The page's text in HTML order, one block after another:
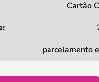
Cartão
parcelamento